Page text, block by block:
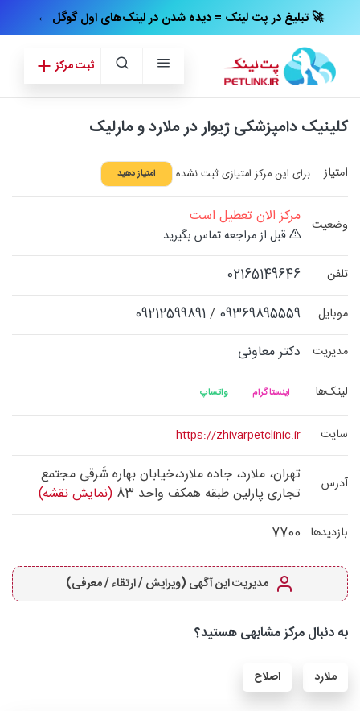
← تبلیغ در پت‌ لینک = دیده شدن در لینک‌های اول گوگل 🚀
ثبت مرکز
کلینیک دامپزشکی ژیوار در ملارد و مارلیک
امتیاز برای این مرکز امتیازی ثبت نشده امتیاز دهید
وضعیت مرکز الان تعطیل است
قبل از مراجعه تماس بگیرید
تلفن
02165149646
موبایل 09369895559
/
09212599891
مدیریت دکتر معاونی
لینک‌ها واتساپ اینستاگرام
سایت https://zhivarpetclinic.ir
آدرس
تهران، ملارد، جاده ملارد،خیابان بهاره شَرقی مجتمع
تجاری پارلین طبقه همکف واحد 83
(نمایش نقشه)
بازدیدها 7700
مدیریت این آگهی (ویرایش / ارتقاء / معرفی)
به دنبال مرکز مشابهی هستید؟
ملارد اصلاح